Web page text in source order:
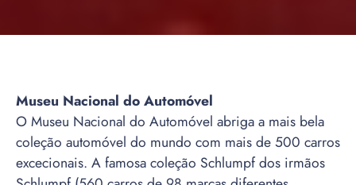
Museu Nacional do Automóvel
O Museu Nacional do Automóvel abriga a mais bela
coleção automóvel do mundo com mais de 500 carros
excecionais. A famosa coleção Schlumpf dos irmãos